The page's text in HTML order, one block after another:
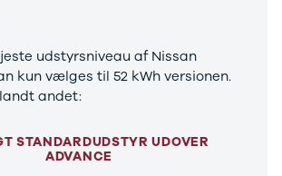
Iveco
Se alle Iveco
Daily
Elbil
udstyrsniveau af Nissan
kun vælges til 52 kWh versionen.
andet:
STANDARDUDSTYR UDOVER
ADVANCE